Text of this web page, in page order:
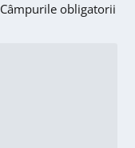
Câmpurile obligatorii